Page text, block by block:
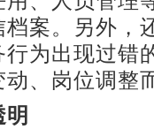
案。另外，
为出现过错
、岗位调整